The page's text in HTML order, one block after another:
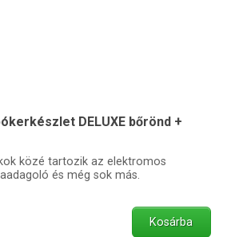
DELUXE bőrönd +
közé tartozik az elektromos
és még sok más.
Kosárba